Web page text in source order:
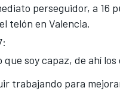
perseguidor, a 16
telón en Valencia.
que soy capaz, de ahí
trabajando para